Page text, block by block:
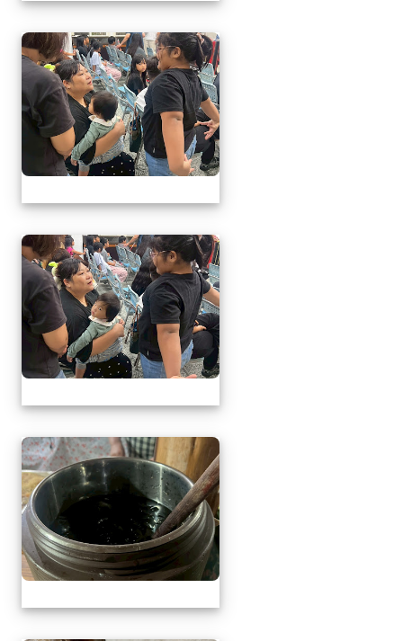
1150509母親節暨親職
1150509母親節暨親職
1150509母親節暨親職